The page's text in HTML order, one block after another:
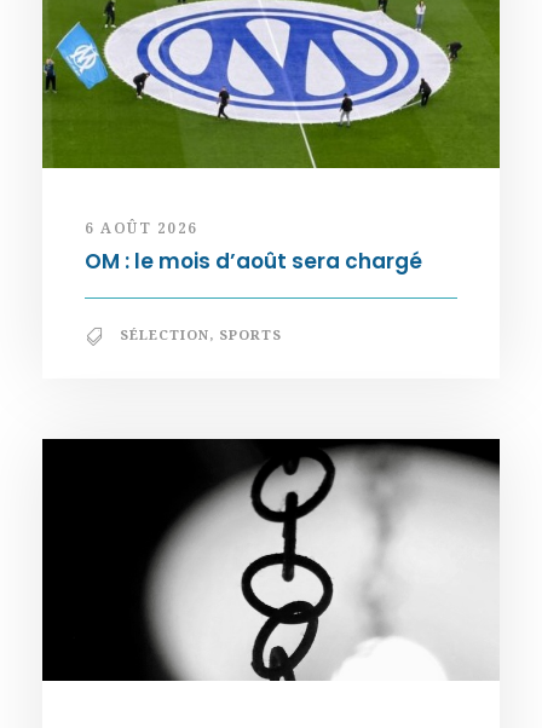
6 AOÛT 2026
OM : le mois d’août sera chargé
SÉLECTION, SPORTS